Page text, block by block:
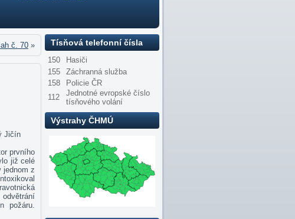
č. 70 »
Jičín
prvního
již celé
jednom z
požáru.
Tísňová telefonní čísla
150
Hasiči
155
Záchranná služba
158
Policie ČR
112
Jednotné evropské číslo
tísňového volání
Výstrahy ČHMÚ